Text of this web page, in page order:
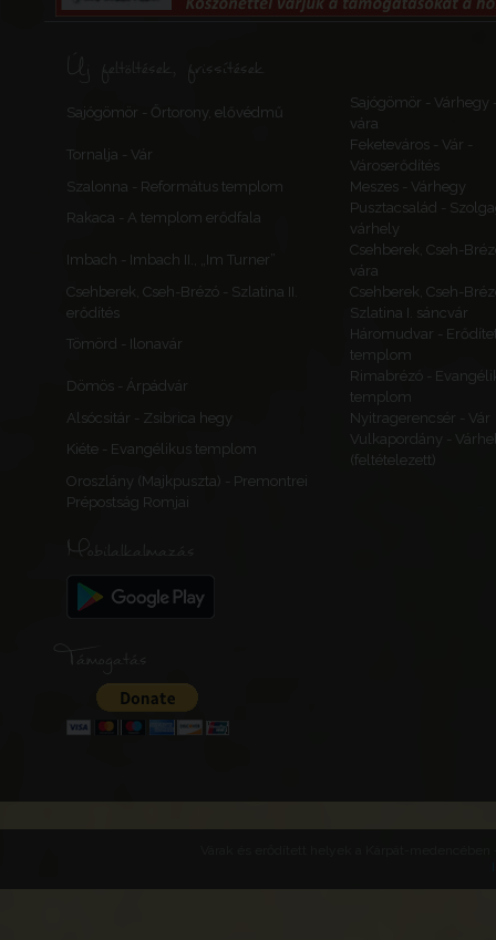
Új feltöltések, frissítések
Sajógömör - Őrtorony, elővédmű
Sajógömör - Várhegy
vára
Tornalja - Vár
Feketeváros - Vár -
Városerődítés
Szalonna - Református templom
Meszes - Várhegy
Rakaca - A templom erődfala
Pusztacsalád -
várhely
Imbach - Imbach II., „Im Turner”
Csehberek, Cseh-
vára
Csehberek, Cseh-Brézó - Szlatina II.
erődítés
Csehberek, Cseh-
Szlatina I. sáncvár
Tömörd - Ilonavár
Háromudvar -
templom
Dömös - Árpádvár
Rimabrézó -
templom
Alsócsitár - Zsibrica hegy
Nyitragerencsér - Vár
Kiéte - Evangélikus templom
Vulkapordány -
(feltételezett)
Oroszlány (Majkpuszta) - Premontrei
Prépostság Romjai
Mobilalkalmazás
Támogatás